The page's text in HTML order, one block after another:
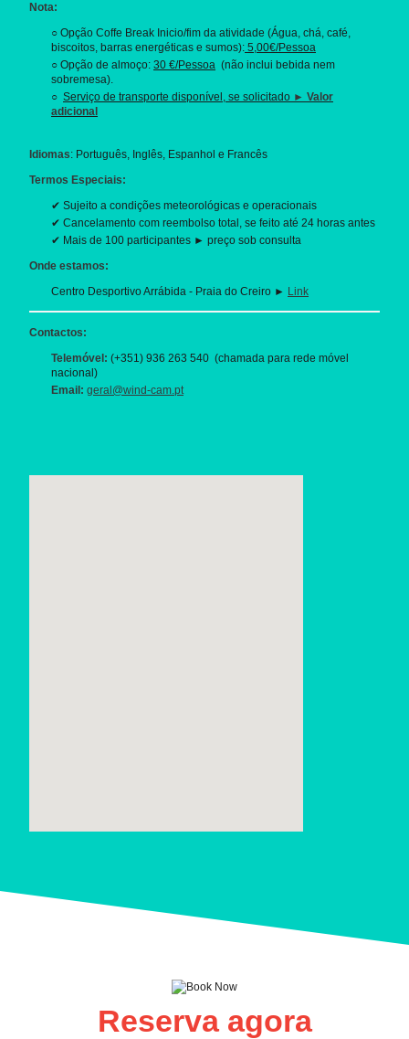
Nota:
○ Opção Coffe Break Inicio/fim da atividade (Água, chá, café,
biscoitos, barras energéticas e sumos): 5,00€/Pessoa
○ Opção de almoço: 30 €/Pessoa (não inclui bebida nem
sobremesa).
○ Serviço de transporte disponível, se solicitado ► Valor
adicional
Idiomas: Português, Inglês, Espanhol e Francês
Termos Especiais:
✔ Sujeito a condições meteorológicas e operacionais
✔ Cancelamento com reembolso total, se feito até 24 horas antes
✔ Mais de 100 participantes ► preço sob consulta
Onde estamos:
Centro Desportivo Arrábida - Praia do Creiro ► Link
Contactos:
Telemóvel: (+351) 936 263 540 (chamada para rede móvel
nacional)
Email: geral@wind-cam.pt
Reserva agora